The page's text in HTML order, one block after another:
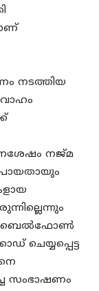
നടത്തിയ
നജ്മ
പോയതായും
ചെയ്യപ്പെട്ട
സംഭാഷണം